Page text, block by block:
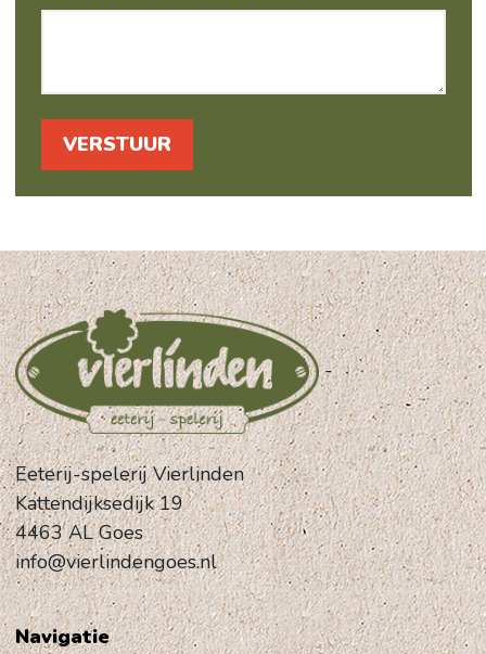
-
Eeterij-spelerij Vierlinden
Kattendijksedijk 19
4463 AL Goes
info@vierlindengoes.nl
Navigatie